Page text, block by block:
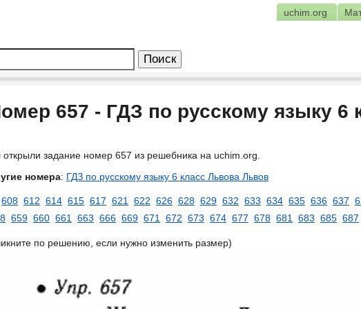
uchim.org
657 - ГДЗ по русскому языку 6
задание номер 657 из решебника на uchim.org.
номера: ГДЗ по русскому языку 6 класс Львова Львов
608 612 614 615 617 621 622 626 628 629 632 633 634 635 636 637
659 660 661 663 666 669 671 672 673 674 677 678 681 683 685 687
по решению, если нужно изменить размер)